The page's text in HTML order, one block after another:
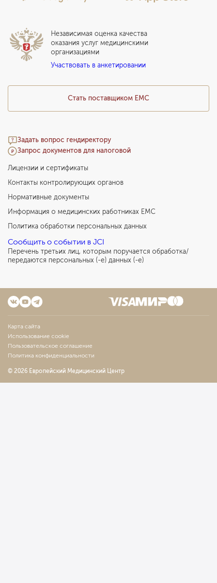
Стационар
Прайс-лист
Подарочный сертификат EMC
Медицинский туризм
Программы привилегий
Стать поставщиком ЕМС
Задать вопрос гендиректору
Запрос документов для налоговой
Независимая оценка качества
оказания услуг медицинскими
организациями
Участвовать в анкетировании
Лицензии и сертификаты
Контакты контролирующих органов
Нормативные документы
Информация о медицинских работниках EMC
Политика обработки персональных данных
Сообщить о событии в JCI
Перечень третьих лиц, которым поручается обработка/
передаются персональных (-е) данных (-е)
Карта сайта
Использование cookie
Пользовательское соглашение
Политика конфиденциальности
© 2026 Европейский Медицинский Центр